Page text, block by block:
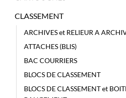
CLASSEMENT
ARCHIVES et RELIEUR A
ATTACHES (BLIS)
BAC COURRIERS
BLOCS DE CLASSEMENT
BLOCS DE CLASSEMENT et